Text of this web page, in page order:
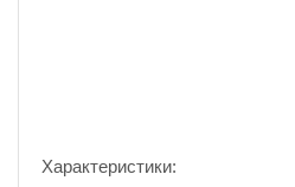
Характеристики: